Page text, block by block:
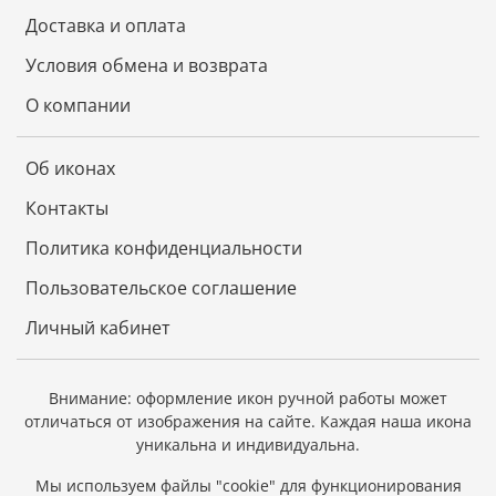
Доставка и оплата
Условия обмена и возврата
О компании
Об иконах
Контакты
Политика конфиденциальности
Пользовательское соглашение
Личный кабинет
Внимание: оформление икон ручной работы может
отличаться от изображения на сайте. Каждая наша икона
уникальна и индивидуальна.
Мы используем файлы "cookie" для функционирования